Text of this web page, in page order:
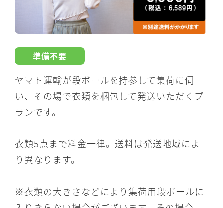
準備不要
ヤマト運輸が段ボールを持参して集荷に伺
い、その場で衣類を梱包して発送いただくプ
ランです。
衣類5点まで料金一律。送料は発送地域によ
り異なります。
※衣類の大きさなどにより集荷用段ボールに